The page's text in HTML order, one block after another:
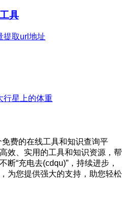
具
提取url地址
行星上的体重
费的在线工具和知识查询平
效、实用的工具和知识资源，帮
断“充电去(cdqu)”，持续进步，
为您提供强大的支持，助您轻松